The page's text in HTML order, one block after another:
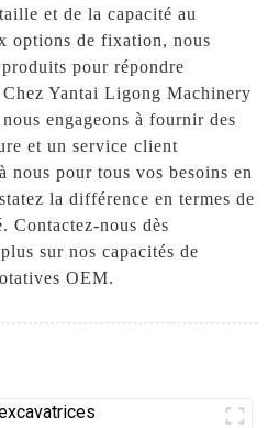
et de la capacité au
options de fixation, nous
pour répondre
Yantai Ligong Machinery
engageons à fournir des
et un service client
nous pour tous vos besoins en
la différence en termes de
Contactez-nous dès
sur nos capacités de
OEM.